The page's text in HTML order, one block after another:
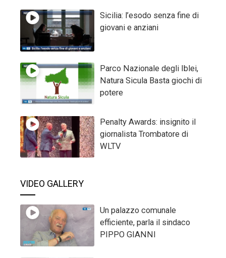
Sicilia: l’esodo senza fine di
giovani e anziani
Parco Nazionale degli Iblei,
Natura Sicula Basta giochi di
potere
Penalty Awards: insignito il
giornalista Trombatore di
WLTV
VIDEO GALLERY
Un palazzo comunale
efficiente, parla il sindaco
PIPPO GIANNI